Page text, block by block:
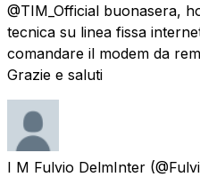
@TIM_Official buonasera,
tecnica su linea fissa
comandare il modem da
Grazie e saluti
I M Fulvio DelmInter